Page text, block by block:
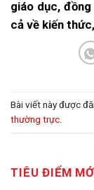
giáo dục,
cả về kiến
Bài viết này được
thường trực.
TIÊU ĐIỂM